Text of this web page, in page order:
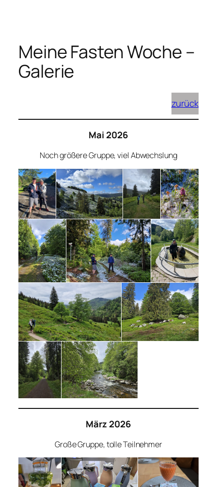
springen
Meine Fasten Woche –
Galerie
zurück
Mai 2026
Noch größere Gruppe, viel Abwechslung
März 2026
Große Gruppe, tolle Teilnehmer